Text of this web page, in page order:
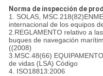
Norma de inspección de
1. SOLAS,
internacional de los equipos
2.REGLAMENTO relativo a
buques de navegación
((2008)
3.MSC.48(66)
de vidas (LSA) Código
4. ISO18813:2006